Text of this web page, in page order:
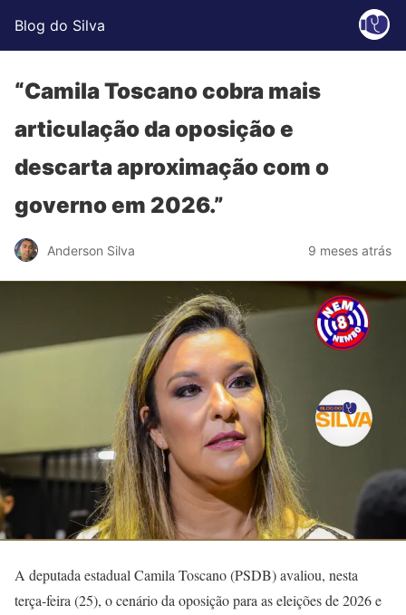
Blog do Silva
“Camila Toscano cobra mais
articulação da oposição e
descarta aproximação com o
governo em 2026.”
Anderson Silva 9 meses atrás
A deputada estadual Camila Toscano (PSDB) avaliou, nesta
terça-feira (25), o cenário da oposição para as eleições de 2026 e